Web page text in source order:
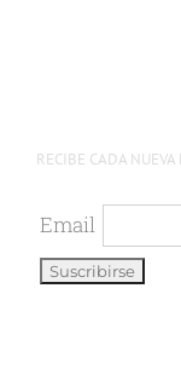
RECIBE CADA
Email